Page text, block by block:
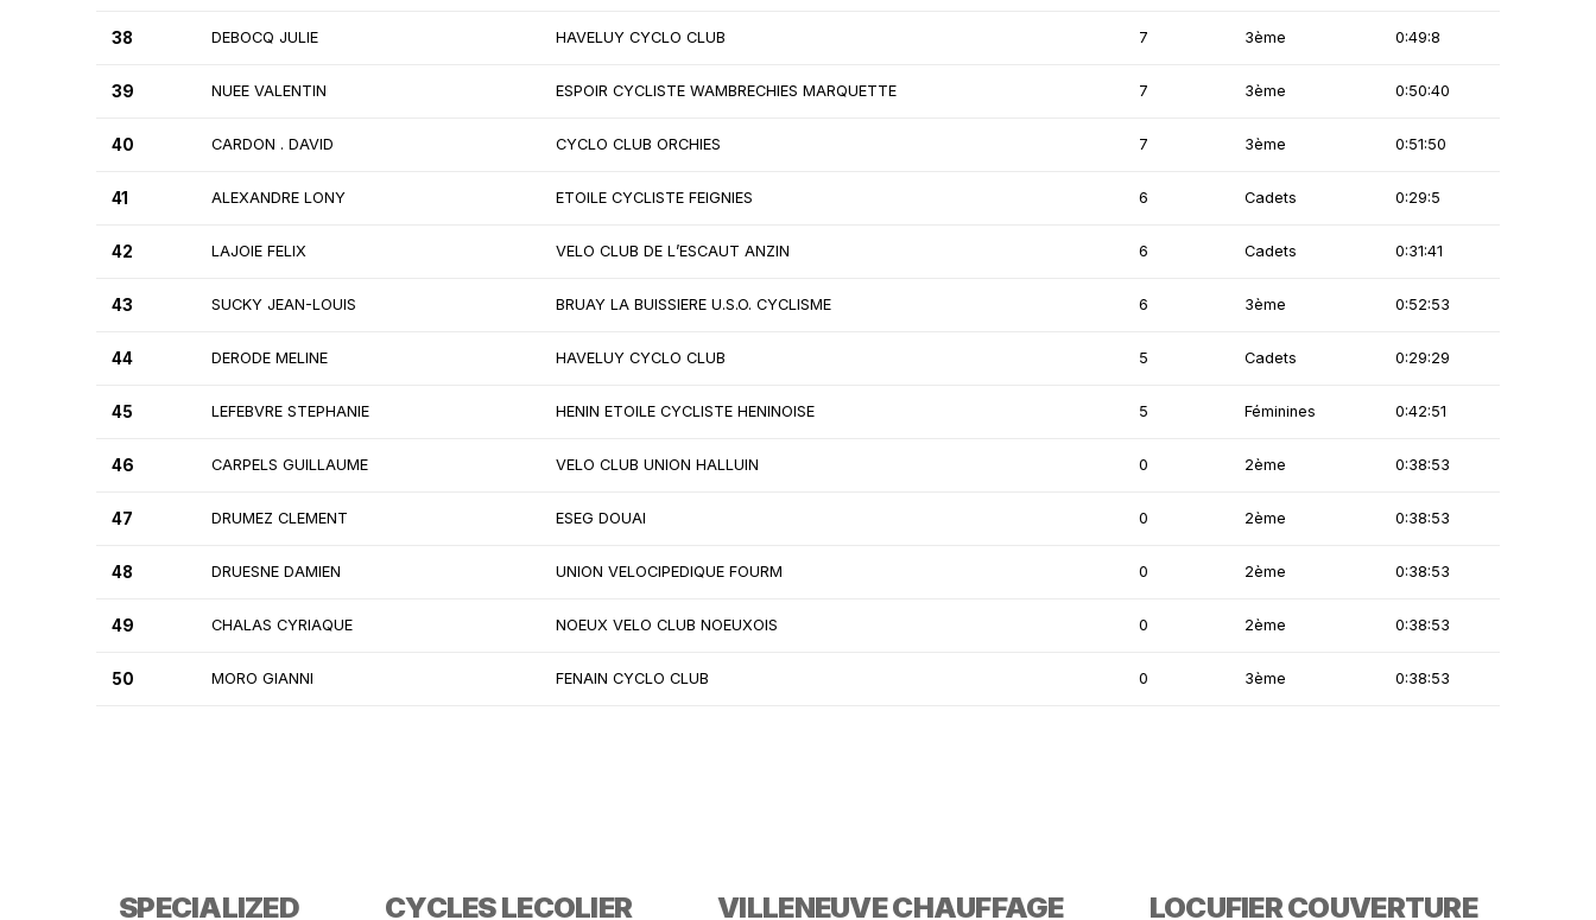
38 DEBOCQ JULIE HAVELUY CYCLO CLUB 7 3ème 0:49:8
39 NUEE VALENTIN ESPOIR CYCLISTE WAMBRECHIES MARQUETTE 7 3ème 0:50:40
40 CARDON . DAVID CYCLO CLUB ORCHIES 7 3ème 0:51:50
41 ALEXANDRE LONY ETOILE CYCLISTE FEIGNIES 6 Cadets 0:29:5
42 LAJOIE FELIX VELO CLUB DE L’ESCAUT ANZIN 6 Cadets 0:31:41
43 SUCKY JEAN-LOUIS BRUAY LA BUISSIERE U.S.O. CYCLISME 6 3ème 0:52:53
44 DERODE MELINE HAVELUY CYCLO CLUB 5 Cadets 0:29:29
45 LEFEBVRE STEPHANIE HENIN ETOILE CYCLISTE HENINOISE 5 Féminines 0:42:51
46 CARPELS GUILLAUME VELO CLUB UNION HALLUIN 0 2ème 0:38:53
47 DRUMEZ CLEMENT ESEG DOUAI 0 2ème 0:38:53
48 DRUESNE DAMIEN UNION VELOCIPEDIQUE FOURM 0 2ème 0:38:53
49 CHALAS CYRIAQUE NOEUX VELO CLUB NOEUXOIS 0 2ème 0:38:53
50 MORO GIANNI FENAIN CYCLO CLUB 0 3ème 0:38:53
SPECIALIZED CYCLES LECOLIER VILLENEUVE CHAUFFAGE LOCUFIER COUVERTURE